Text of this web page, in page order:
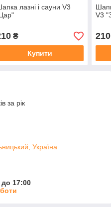
лазні і сауни V3
₴
Купити
V3
210
за рік
Україна
до 17:00